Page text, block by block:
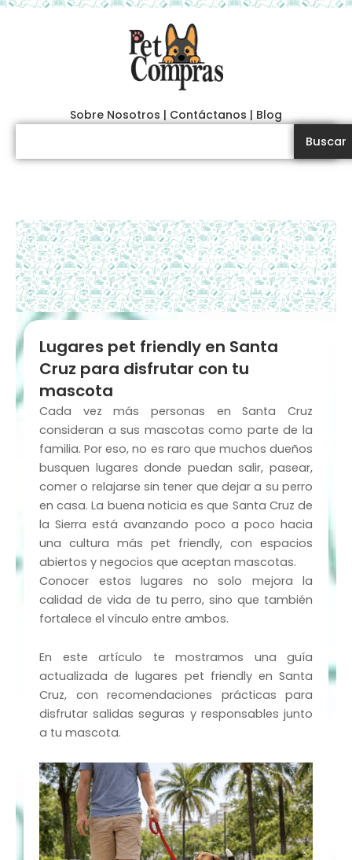
Ir
Sobre Nosotros | Contáctanos | Blog
Search
Buscar
< Volver
PetCompras | Tienda
de Mascotas en Bolivia
– Productos para
Perros y Gatos
Lugares pet friendly en Santa
Cruz para disfrutar con tu
mascota
Cada vez más personas en Santa Cruz
consideran a sus mascotas como parte de la
familia. Por eso, no es raro que muchos dueños
busquen lugares donde puedan salir, pasear,
comer o relajarse sin tener que dejar a su perro
en casa. La buena noticia es que Santa Cruz de
la Sierra está avanzando poco a poco hacia
una cultura más pet friendly, con espacios
abiertos y negocios que aceptan mascotas.
Conocer estos lugares no solo mejora la
calidad de vida de tu perro, sino que también
fortalece el vínculo entre ambos.
En este artículo te mostramos una guía
actualizada de lugares pet friendly en Santa
Cruz, con recomendaciones prácticas para
disfrutar salidas seguras y responsables junto
a tu mascota.